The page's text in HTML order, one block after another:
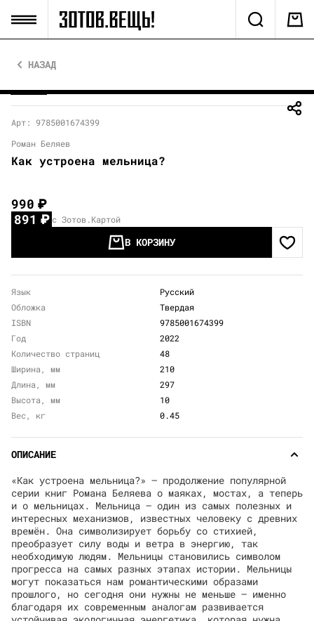
НАЗАД
Арт: 9785001674399
Роман Беляев
Как устроена мельница?
990₽
891₽ с Зотов.Картой
В КОРЗИНУ
Язык
Русский
Обложка
Твердая
ISBN
9785001674399
Год
2022
Количество страниц
48
Ширина, мм
210
Длина, мм
297
Высота, мм
10
Вес, кг
0.45
ОПИСАНИЕ
«Как устроена мельница?» — продолжение популярной
серии книг Романа Беляева о маяках, мостах, а теперь
и о мельницах. Мельница – один из самых полезных и
интересных механизмов, известных человеку с древних
времён. Она символизирует борьбу со стихией,
преобразует силу воды и ветра в энергию, так
необходимую людям. Мельницы становились символом
прогресса на самых разных этапах истории. Мельницы
могут показаться нам романтическими образами
прошлого, но сегодня они нужны не меньше — именно
благодаря их современным аналогам развивается